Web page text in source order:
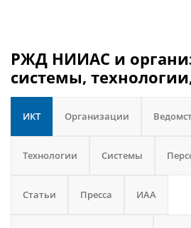
РЖД НИИАС и
системы,
ИКТ Организации
Технологии Системы
Статьи Пресса ИАА